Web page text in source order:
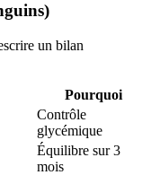
un bilan
Pourquoi
Contrôle
glycémique
Équilibre sur 3
mois